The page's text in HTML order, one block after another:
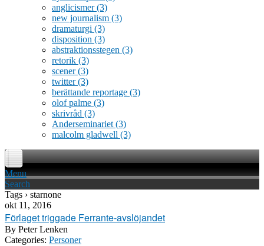
anglicismer(3)
new journalism (3)
dramaturgi (3)
disposition (3)
abstraktionsstegen (3)
retorik (3)
scener(3)
twitter(3)
berättande reportage (3)
olof palme (3)
skrivråd (3)
Anderseminariet (3)
malcolm gladwell (3)
Menu
Search
Tags › starnone
okt 11, 2016
Förlaget triggade Ferrante-avslöjandet
By Peter Lenken
Categories: Personer